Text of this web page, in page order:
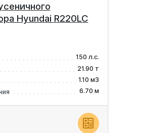
Hyundai R220LC
150 л.с.
21.90 т
1.10 м3
6.70 м